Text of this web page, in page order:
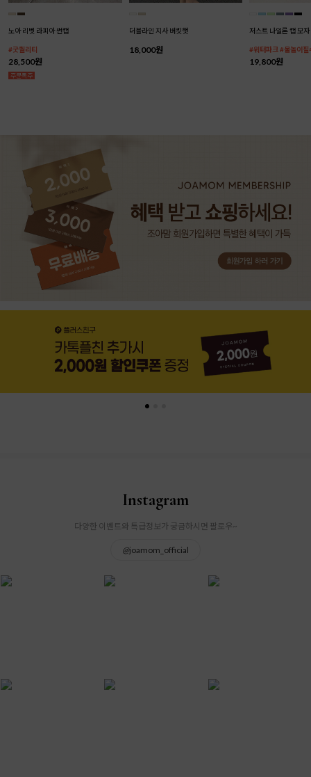
노아 리벳 라피아 썬캡
#굿퀄리티
28,500원
더블라인 지사 버킷햇
18,000원
저스트 나일론 캡 모자
#워터파크 #물놀이필
19,800원
Instagram
다양한 이벤트와 특급정보가 궁금하시면 팔로우~
@joamom_official